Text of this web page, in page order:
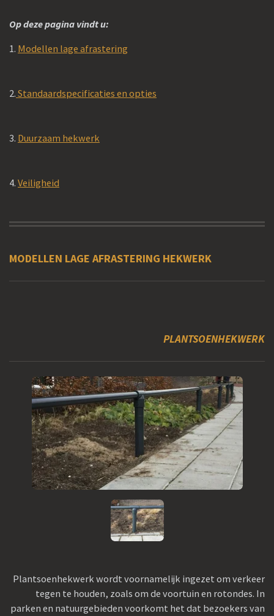
Op deze pagina vindt u:
1. Modellen lage afrastering
2. Standaardspecificaties en opties
3. Duurzaam hekwerk
4. Veiligheid
MODELLEN LAGE AFRASTERING HEKWERK
PLANTSOENHEKWERK
Plantsoenhekwerk wordt voornamelijk ingezet om verkeer
tegen te houden, zoals om de voortuin en rotondes. In
parken en natuurgebieden voorkomt het dat bezoekers van